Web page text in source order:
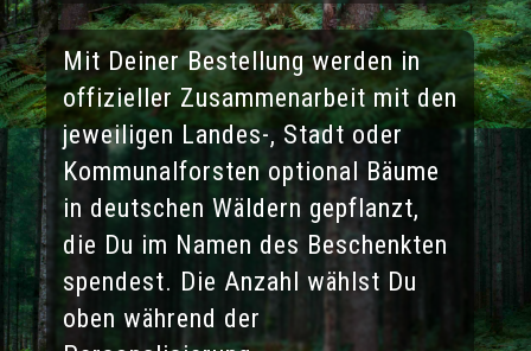
Mit Deiner Bestellung werden in
offizieller Zusammenarbeit mit den
jeweiligen Landes-, Stadt oder
Kommunalforsten optional Bäume
in deutschen Wäldern gepflanzt,
die Du im Namen des Beschenkten
spendest. Die Anzahl wählst Du
oben während der